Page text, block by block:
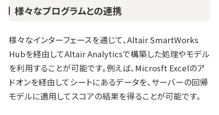
様々なプログラムとの連携
様々なインターフェースを通じて、Altair SmartWorks
Hubを経由してAltair Analyticsで構築した処理やモデル
を利用することが可能です。例えば、Microsft Excelのア
ドオンを経由してシートにあるデータを、サーバーの回帰
モデルに適用してスコアの結果を得ることが可能です。